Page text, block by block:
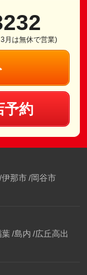
月は無休で営業)
予約
伊那市 岡谷市
葉 島内 広丘高出